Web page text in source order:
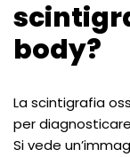
body?
La scintigrafia
per
Si vede